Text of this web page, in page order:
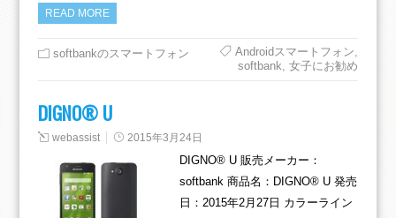
READ MORE
softbankのスマートフォン Androidスマートフォン
softbank ,女子にお勧め
DIGNO® U
webassist 2015年3月24日
DIGNO® U 販売メーカー：
softbank 商品名：DIGNO® U 発売
日：2015年2月27日 カラーライン